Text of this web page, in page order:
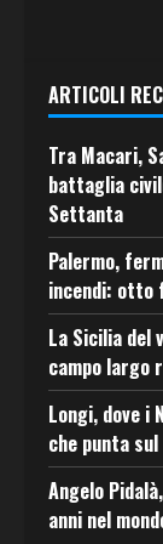
ARTICOLI
Tra Macari,
battaglia
Settanta
Palermo,
incendi: otto
La Sicilia
campo largo
Longi, dove i
che punta
Angelo
anni nel